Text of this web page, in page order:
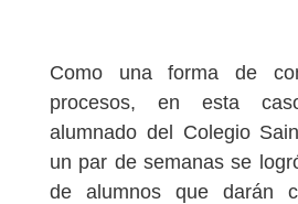
Como una forma de
procesos, en esta
alumnado del Colegio
un par de semanas se
de alumnos que darán